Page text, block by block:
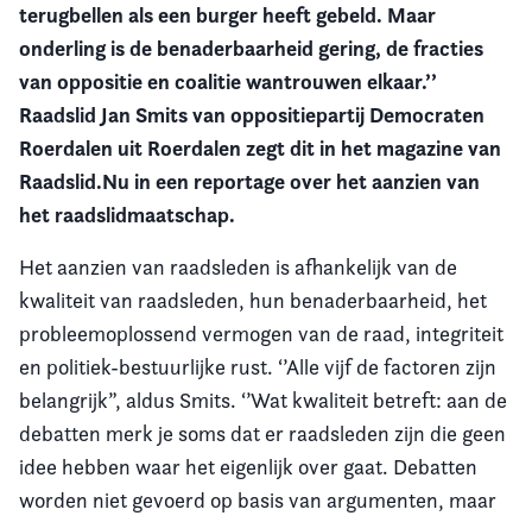
Contact
terugbellen als een burger heeft gebeld. Maar
onderling is de benaderbaarheid gering, de fracties
van oppositie en coalitie wantrouwen elkaar.’’
Raadslid Jan Smits van oppositiepartij Democraten
Roerdalen uit Roerdalen zegt dit in het magazine van
Raadslid.Nu in een reportage over het aanzien van
het raadslidmaatschap.
Het aanzien van raadsleden is afhankelijk van de
kwaliteit van raadsleden, hun benaderbaarheid, het
probleemoplossend vermogen van de raad, integriteit
en politiek-bestuurlijke rust. ‘’Alle vijf de factoren zijn
belangrijk”, aldus Smits. ‘’Wat kwaliteit betreft: aan de
debatten merk je soms dat er raadsleden zijn die geen
idee hebben waar het eigenlijk over gaat. Debatten
worden niet gevoerd op basis van argumenten, maar